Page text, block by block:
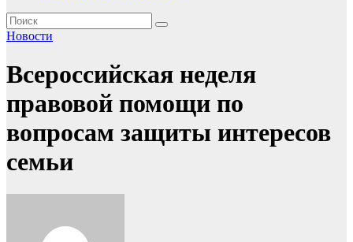
Новости
Всероссийская неделя
правовой помощи по
вопросам защиты интересов
семьи